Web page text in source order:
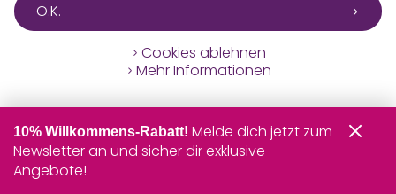
Rechtliches
** Bonität vorausgesetzt, berechtigt zur Bonitätsprüfung
O.K.
Cookies ablehnen
Mehr Informationen
10% Willkommens-Rabatt! Melde dich jetzt zum
Newsletter an und sicher dir exklusive
Angebote!